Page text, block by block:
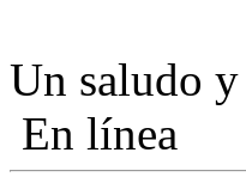
Un saludo
En línea